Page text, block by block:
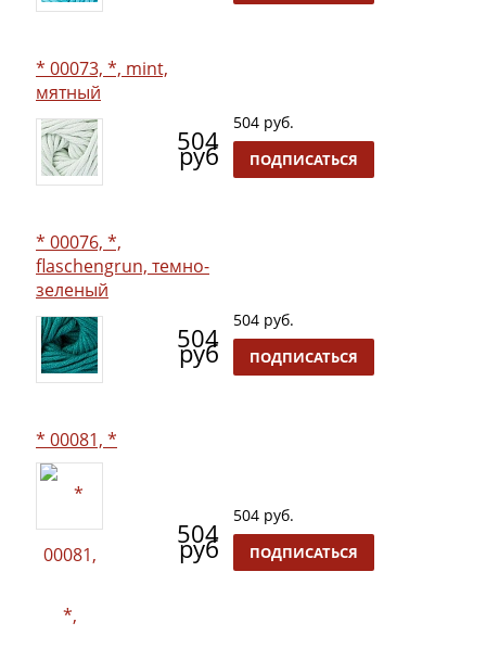
* 00073, *, mint,
мятный
504
руб
504 руб.
ПОДПИСАТЬСЯ
* 00076, *,
flaschengrun, темно-
зеленый
504
руб
504 руб.
ПОДПИСАТЬСЯ
* 00081, *
504
руб
504 руб.
ПОДПИСАТЬСЯ